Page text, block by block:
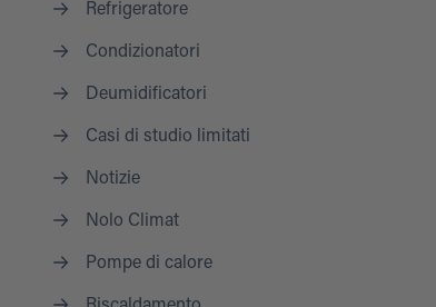
Refrigeratore
Condizionatori
Deumidificatori
Casi di studio limitati
Notizie
Nolo Climat
Pompe di calore